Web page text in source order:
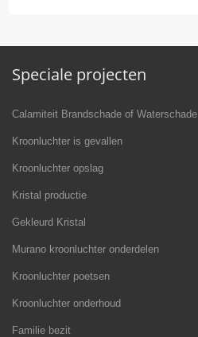
Speciale projecten
Calamiteit Brandschade of Waterschade
Kroonluchter is gevallen
Kroonluchter opslag
Kristal productie
Gekleurd Kristal
Murano kroonluchter onderdelen
Kroonluchter poetsen
Kroonluchter onderhoud
Familie bezit